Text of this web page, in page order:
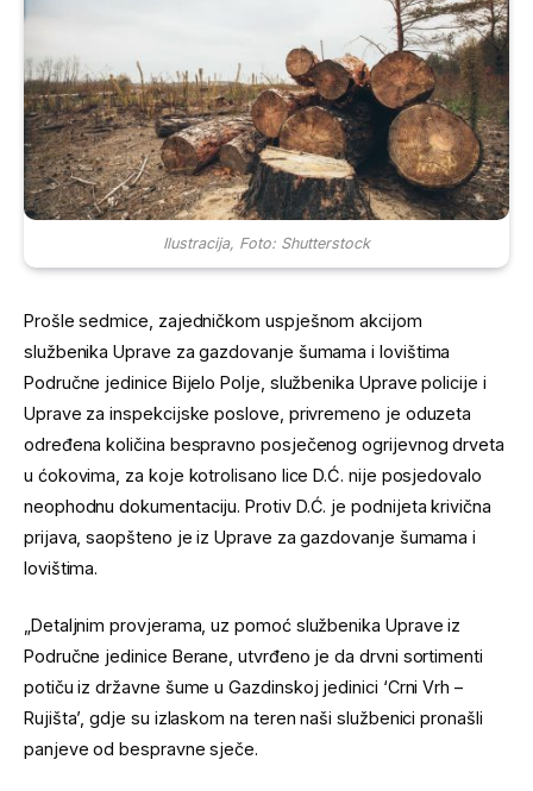
Ilustracija, Foto: Shutterstock
Prošle sedmice, zajedničkom uspješnom akcijom
službenika Uprave za gazdovanje šumama i lovištima
Područne jedinice Bijelo Polje, službenika Uprave policije i
Uprave za inspekcijske poslove, privremeno je oduzeta
određena količina bespravno posječenog ogrijevnog drveta
u ćokovima, za koje kotrolisano lice D.Ć. nije posjedovalo
neophodnu dokumentaciju. Protiv D.Ć. je podnijeta krivična
prijava, saopšteno je iz Uprave za gazdovanje šumama i
lovištima.
„Detaljnim provjerama, uz pomoć službenika Uprave iz
Područne jedinice Berane, utvrđeno je da drvni sortimenti
potiču iz državne šume u Gazdinskoj jedinici ‘Crni Vrh –
Rujišta’, gdje su izlaskom na teren naši službenici pronašli
panjeve od bespravne sječe.